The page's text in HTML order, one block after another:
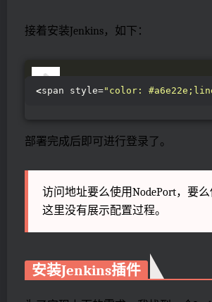
接着安装Jenkins，如下：
<span style="color:
部署完成后即可进行登录了。
访问地址要么使用NodePort，要么
这里没有展示配置过程。
安装Jenkins插件